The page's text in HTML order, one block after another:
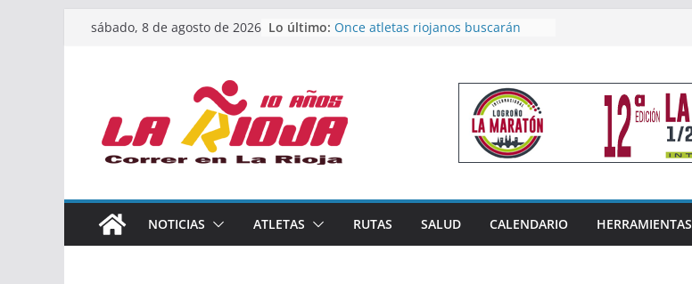
Saltarsábado, 8 de agosto de 2026 Lo último: Once atletas riojanos buscarán
Un bronce en 4×400 y tres puestos
de finalista cierran la participación
riojana en en Nacional de Málaga
El equipo femenino del Tritones
Rioja alcanza el podio nacional de
Acuatlón en Calahorra
España absoluto en Disco
Calahorra acoge este fin de semana
NOTICIAS ATLETAS RUTAS SALUD CALENDARIO HERRAMIENTAS